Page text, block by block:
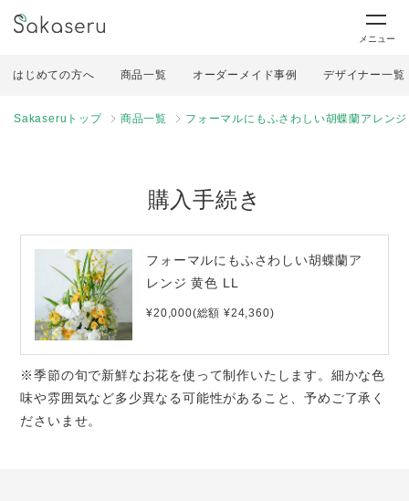
メニュー
はじめての方へ 商品一覧 オーダーメイド事例 デザイナー一覧
Sakaseruトップ 商品一覧 フォーマルにもふさわしい胡蝶蘭アレン
購入手続き
フォーマルにもふさわしい胡蝶蘭ア
レンジ 黄色 LL
¥20,000(総額 ¥24,360)
※季節の旬で新鮮なお花を使って制作いたします。細かな色
味や雰囲気など多少異なる可能性があること、予めご了承く
ださいませ。